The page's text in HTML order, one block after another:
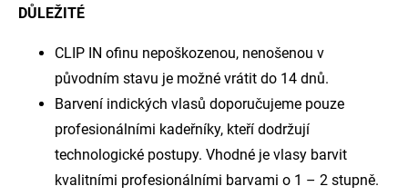
DŮLEŽITÉ
CLIP IN ofinu nepoškozenou, nenošenou v
původním stavu je možné vrátit do 14 dnů.
Barvení indických vlasů doporučujeme pouze
profesionálními kadeřníky, kteří dodržují
technologické postupy. Vhodné je vlasy barvit
kvalitními profesionálními barvami o 1 – 2 stupně.